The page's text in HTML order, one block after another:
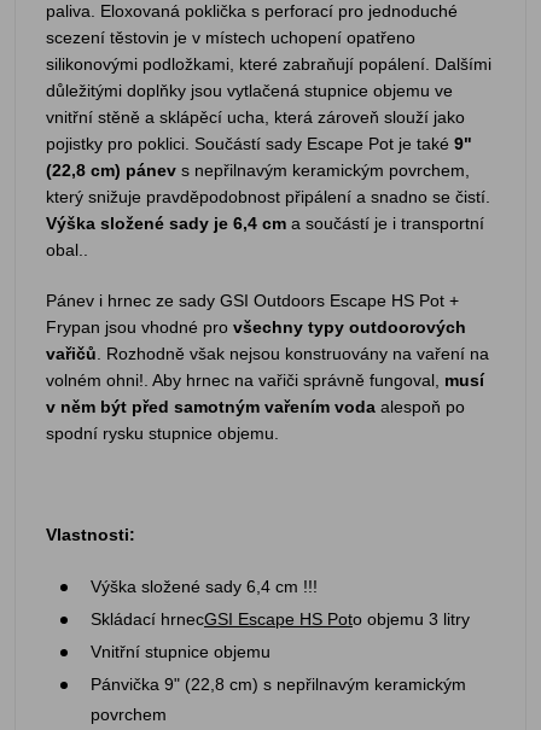
paliva. Eloxovaná poklička s perforací pro jednoduché
scezení těstovin je v místech uchopení opatřeno
silikonovými podložkami, které zabraňují popálení. Dalšími
důležitými doplňky jsou vytlačená stupnice objemu ve
vnitřní stěně a sklápěcí ucha, která zároveň slouží jako
pojistky pro poklici. Součástí sady Escape Pot je také 9"
(22,8 cm) pánev s nepřilnavým keramickým povrchem,
který snižuje pravděpodobnost připálení a snadno se čistí.
Výška složené sady je 6,4 cm a součástí je i transportní
obal..
Pánev i hrnec ze sady GSI Outdoors Escape HS Pot +
Frypan jsou vhodné pro všechny typy outdoorových
vařičů . Rozhodně však nejsou konstruovány na vaření na
volném ohni!. Aby hrnec na vařiči správně fungoval, musí
v něm být před samotným vařením voda alespoň po
spodní rysku stupnice objemu.
Vlastnosti:
Výška složené sady 6,4 cm !!!
Skládací hrnecGSI Escape HS Poto objemu 3 litry
Vnitřní stupnice objemu
Pánvička 9" (22,8 cm) s nepřilnavým keramickým
povrchem